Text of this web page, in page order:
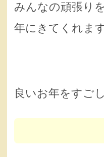
みんなの頑張り
年にきてくれま
良いお年をすご